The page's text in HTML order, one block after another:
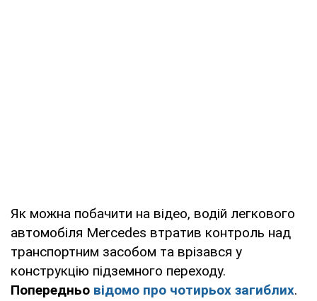
Як можна побачити на відео, водій легкового
автомобіля Mercedes втратив контроль над
транспортним засобом та врізався у
конструкцію підземного переходу.
Попередньо відомо про чотирьох загиблих.